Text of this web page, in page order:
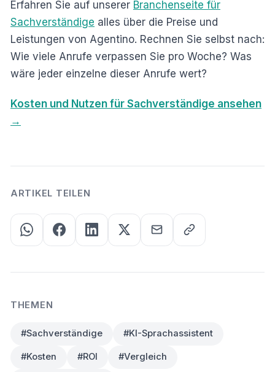
Erfahren Sie auf unserer Branchenseite für
Sachverständige alles über die Preise und
Leistungen von Agentino. Rechnen Sie selbst nach:
Wie viele Anrufe verpassen Sie pro Woche? Was
wäre jeder einzelne dieser Anrufe wert?
Kosten und Nutzen für Sachverständige ansehen
→
ARTIKEL TEILEN
THEMEN
#Sachverständige #KI-Sprachassistent
#Kosten #ROI #Vergleich